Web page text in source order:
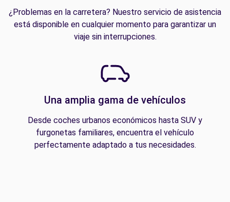
¿Problemas en la carretera? Nuestro servicio de asistencia
está disponible en cualquier momento para garantizar un
viaje sin interrupciones.
Una amplia gama de vehículos
Desde coches urbanos económicos hasta SUV y
furgonetas familiares, encuentra el vehículo
perfectamente adaptado a tus necesidades.